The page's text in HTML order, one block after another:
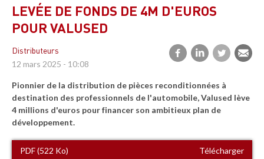
LEVÉE DE FONDS DE 4M D'EUROS
POUR VALUSED
Distributeurs
12 mars 2025 - 10:08
Pionnier de la distribution de pièces reconditionnées à
destination des professionnels de l'automobile, Valused lève
4 millions d'euros pour financer son ambitieux plan de
développement.
PDF (522 Ko) Télécharger